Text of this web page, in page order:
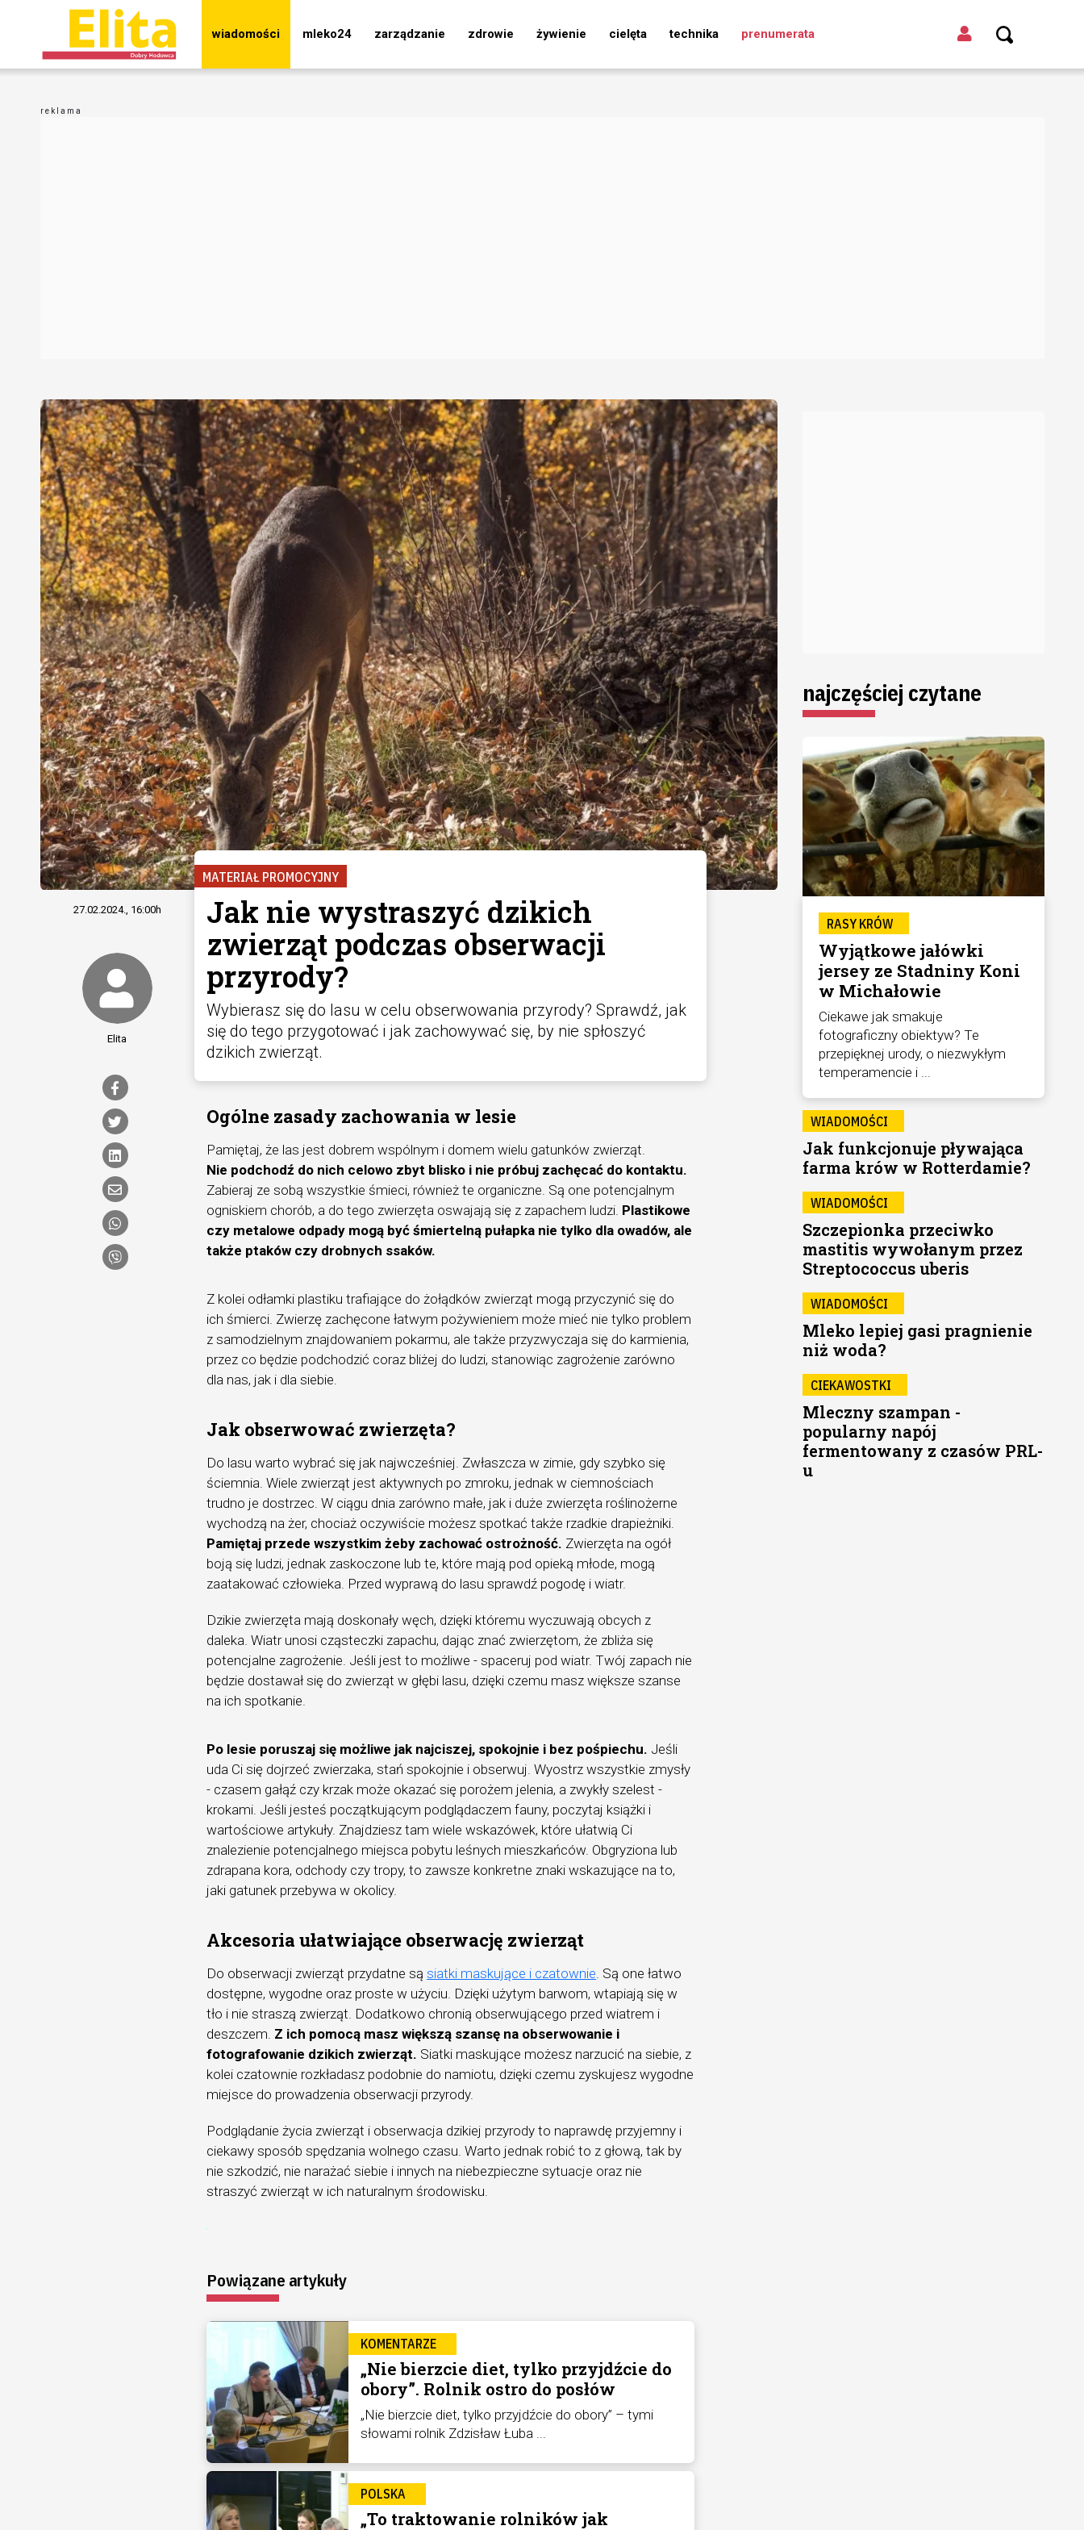
wiadomości mleko24 zarządzanie zdrowie żywienie cielęta technika prenumerata
MATERIAŁ PROMOCYJNY
Jak nie wystraszyć dzikich
zwierząt podczas obserwacji
przyrody?
Wybierasz się do lasu w celu obserwowania przyrody? Sprawdź, jak
się do tego przygotować i jak zachowywać się, by nie spłoszyć
dzikich zwierząt.
27.02.2024., 16:00h
Elita
Ogólne zasady zachowania w lesie
Pamiętaj, że las jest dobrem wspólnym i domem wielu gatunków zwierząt.
Nie podchodź do nich celowo zbyt blisko i nie próbuj zachęcać do kontaktu.
Zabieraj ze sobą wszystkie śmieci, również te organiczne. Są one potencjalnym
ogniskiem chorób, a do tego zwierzęta oswajają się z zapachem ludzi. Plastikowe
czy metalowe odpady mogą być śmiertelną pułapka nie tylko dla owadów, ale
także ptaków czy drobnych ssaków.
Z kolei odłamki plastiku trafiające do żołądków zwierząt mogą przyczynić się do
ich śmierci. Zwierzę zachęcone łatwym pożywieniem może mieć nie tylko problem
z samodzielnym znajdowaniem pokarmu, ale także przyzwyczaja się do karmienia,
przez co będzie podchodzić coraz bliżej do ludzi, stanowiąc zagrożenie zarówno
dla nas, jak i dla siebie.
Jak obserwować zwierzęta?
Do lasu warto wybrać się jak najwcześniej. Zwłaszcza w zimie, gdy szybko się
ściemnia. Wiele zwierząt jest aktywnych po zmroku, jednak w ciemnościach
trudno je dostrzec. W ciągu dnia zarówno małe, jak i duże zwierzęta roślinożerne
wychodzą na żer, chociaż oczywiście możesz spotkać także rzadkie drapieżniki.
Pamiętaj przede wszystkim żeby zachować ostrożność. Zwierzęta na ogół
boją się ludzi, jednak zaskoczone lub te, które mają pod opieką młode, mogą
zaatakować człowieka. Przed wyprawą do lasu sprawdź pogodę i wiatr.
Dzikie zwierzęta mają doskonały węch, dzięki któremu wyczuwają obcych z
daleka. Wiatr unosi cząsteczki zapachu, dając znać zwierzętom, że zbliża się
potencjalne zagrożenie. Jeśli jest to możliwe - spaceruj pod wiatr. Twój zapach nie
będzie dostawał się do zwierząt w głębi lasu, dzięki czemu masz większe szanse
na ich spotkanie.
Po lesie poruszaj się możliwe jak najciszej, spokojnie i bez pośpiechu. Jeśli
uda Ci się dojrzeć zwierzaka, stań spokojnie i obserwuj. Wyostrz wszystkie zmysły
- czasem gałąź czy krzak może okazać się porożem jelenia, a zwykły szelest -
krokami. Jeśli jesteś początkującym podglądaczem fauny, poczytaj książki i
wartościowe artykuły. Znajdziesz tam wiele wskazówek, które ułatwią Ci
znalezienie potencjalnego miejsca pobytu leśnych mieszkańców. Obgryziona lub
zdrapana kora, odchody czy tropy, to zawsze konkretne znaki wskazujące na to,
jaki gatunek przebywa w okolicy.
Akcesoria ułatwiające obserwację zwierząt
Do obserwacji zwierząt przydatne sąsiatki maskujące i czatownie. Są one łatwo
dostępne, wygodne oraz proste w użyciu. Dzięki użytym barwom, wtapiają się w
tło i nie straszą zwierząt. Dodatkowo chronią obserwującego przed wiatrem i
deszczem. Z ich pomocą masz większą szansę na obserwowanie i
fotografowanie dzikich zwierząt. Siatki maskujące możesz narzucić na siebie, z
kolei czatownie rozkładasz podobnie do namiotu, dzięki czemu zyskujesz wygodne
miejsce do prowadzenia obserwacji przyrody.
Podglądanie życia zwierząt i obserwacja dzikiej przyrody to naprawdę przyjemny i
ciekawy sposób spędzania wolnego czasu. Warto jednak robić to z głową, tak by
nie szkodzić, nie narażać siebie i innych na niebezpieczne sytuacje oraz nie
straszyć zwierząt w ich naturalnym środowisku.
Powiązane artykuły
KOMENTARZE
„Nie bierzcie diet, tylko przyjdźcie do
obory”. Rolnik ostro do posłów
„Nie bierzcie diet, tylko przyjdźcie do obory” – tymi
słowami rolnik Zdzisław Łuba ...
POLSKA
„To traktowanie rolników jak
najczęściej czytane
RASY KRÓW
Wyjątkowe jałówki
jersey ze Stadniny Koni
w Michałowie
Ciekawe jak smakuje
fotograficzny obiektyw? Te
przepięknej urody, o niezwykłym
temperamencie i ...
WIADOMOŚCI
Jak funkcjonuje pływająca
farma krów w Rotterdamie?
WIADOMOŚCI
Szczepionka przeciwko
mastitis wywołanym przez
Streptococcus uberis
WIADOMOŚCI
Mleko lepiej gasi pragnienie
niż woda?
CIEKAWOSTKI
Mleczny szampan -
popularny napój
fermentowany z czasów PRL-
u